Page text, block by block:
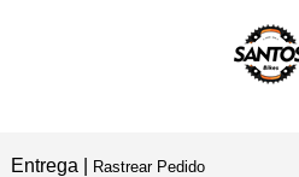
Entrega | Rastrear Pedido